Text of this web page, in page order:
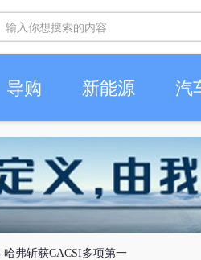
导购 新能源 汽
弗斩获CACSI多项第一